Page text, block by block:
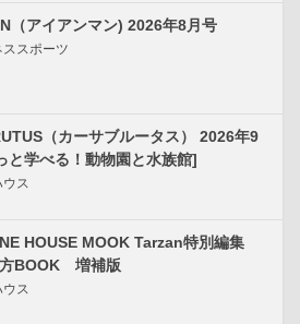
（アイアンマン) 2026年8月号
スポーツ
（カーサブルータス） 2026年9
と学べる！動物園と水族館]
ウス
HOUSE MOOK Tarzan特別編集
BOOK 増補版
ウス